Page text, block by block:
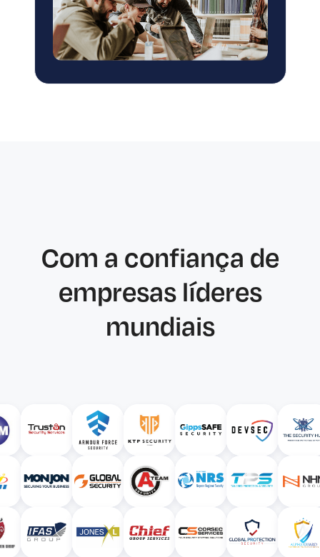
Com a confiança de
empresas líderes
mundiais